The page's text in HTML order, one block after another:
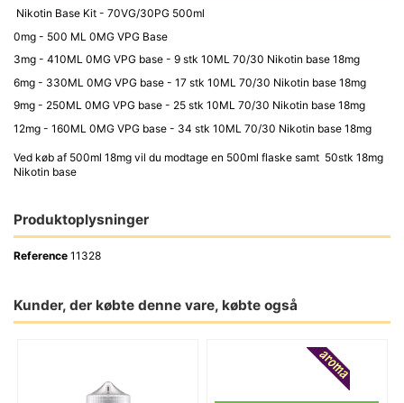
Nikotin Base Kit - 70VG/30PG 500ml
0mg - 500 ML 0MG VPG Base
3mg - 410ML 0MG VPG base - 9 stk 10ML 70/30 Nikotin base 18mg
6mg - 330ML 0MG VPG base - 17 stk 10ML 70/30 Nikotin base 18mg
9mg - 250ML 0MG VPG base - 25 stk 10ML 70/30 Nikotin base 18mg
12mg - 160ML 0MG VPG base - 34 stk 10ML 70/30 Nikotin base 18mg
Ved køb af 500ml 18mg vil du modtage en 500ml flaske samt 50stk 18mg
Nikotin base
Produktoplysninger
Reference 11328
Kunder, der købte denne vare, købte også